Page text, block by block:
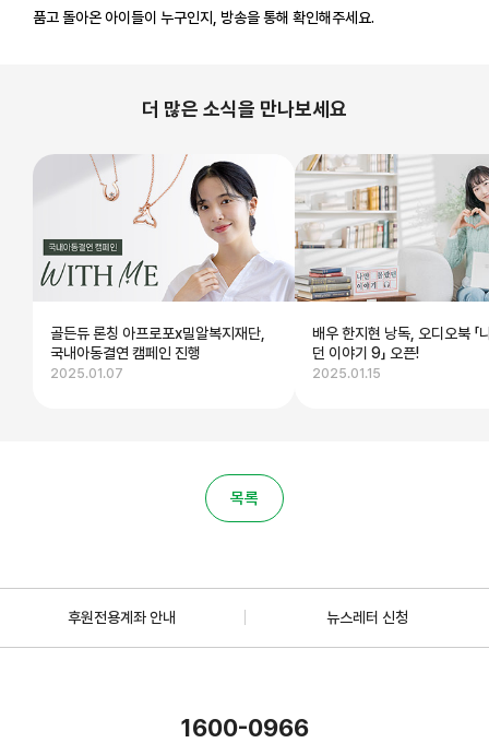
품고 돌아온 아이들이 누구인지, 방송을 통해 확인해주세요.
더 많은 소식을 만나보세요
골든듀 론칭 아프로포x밀알복지재단,
국내아동결연 캠페인 진행
2025.01.07
배우 한지현 낭독, 오디오북 「
던 이야기 9」 오픈!
2025.01.15
목록
후원전용계좌 안내 뉴스레터 신청
1600-0966